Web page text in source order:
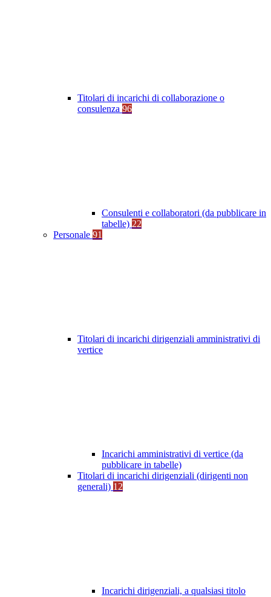
Titolari di incarichi di collaborazione o
consulenza 96
Consulenti e collaboratori (da pubblicare in
tabelle) 22
Personale 91
Titolari di incarichi dirigenziali amministrativi di
vertice
Incarichi amministrativi di vertice (da
pubblicare in tabelle)
Titolari di incarichi dirigenziali (dirigenti non
generali) 12
Incarichi dirigenziali, a qualsiasi titolo